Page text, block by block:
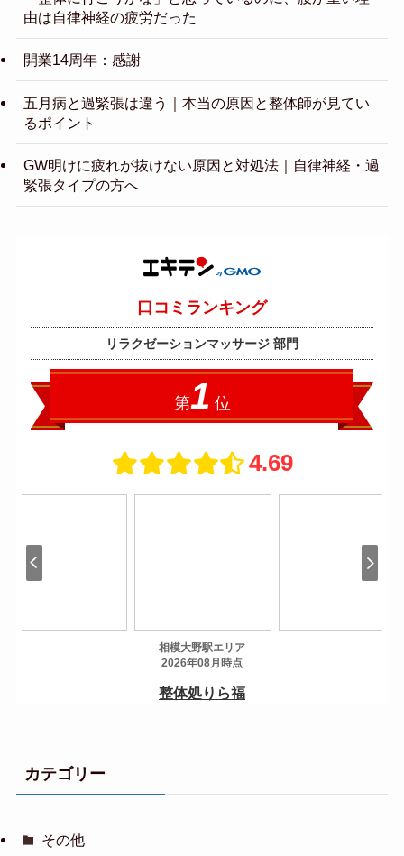
由は自律神経の疲労だった
開業14周年：感謝
五月病と過緊張は違う｜本当の原因と整体師が見てい
るポイント
GW明けに疲れが抜けない原因と対処法｜自律神経・過
緊張タイプの方へ
カテゴリー
その他